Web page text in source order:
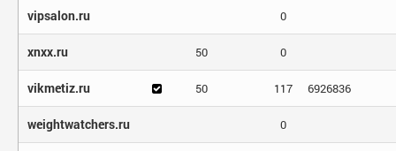
vipsalon.ru 0
xnxx.ru 50 0
vikmetiz.ru 50 117 6926836
weightwatchers.ru 0